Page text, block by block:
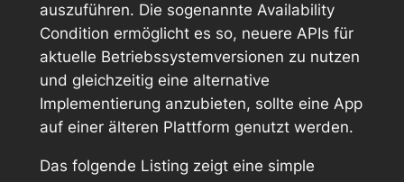
auszuführen. Die sogenannte Availability
Condition ermöglicht es so, neuere APIs für
aktuelle Betriebssystemversionen zu nutzen
und gleichzeitig eine alternative
Implementierung anzubieten, sollte eine App
auf einer älteren Plattform genutzt werden.
Das folgende Listing zeigt eine simple